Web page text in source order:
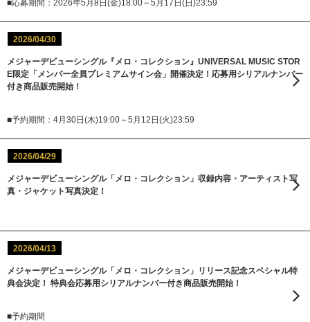
■応募期間：2026年5月8日(金)18:00～5月17日(日)23:59
2026/04/30
メジャーデビューシングル『メロ・コレクション』UNIVERSAL MUSIC STOR
E限定「メンバー全員プレミアムサイン会」開催決定！応募用シリアルナンバー
付き商品販売開始！
■予約期間：4月30日(木)19:00～5月12日(火)23:59
2026/04/29
メジャーデビューシングル「メロ・コレクション」収録内容・アーティスト写
真・ジャケット写真決定！
2026/04/13
メジャーデビューシングル「メロ・コレクション」リリース記念スペシャル特
典会決定！ 特典会応募用シリアルナンバー付き商品販売開始！
■予約期間